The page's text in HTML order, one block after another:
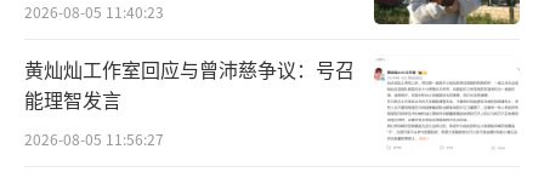
2026-08-05 11:40:23
黄灿灿工作室回应与曾沛慈争议：号召
能理智发言
2026-08-05 11:56:27